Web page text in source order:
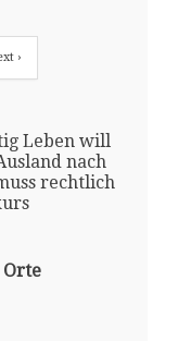
›
Leben will
nach
rechtlich